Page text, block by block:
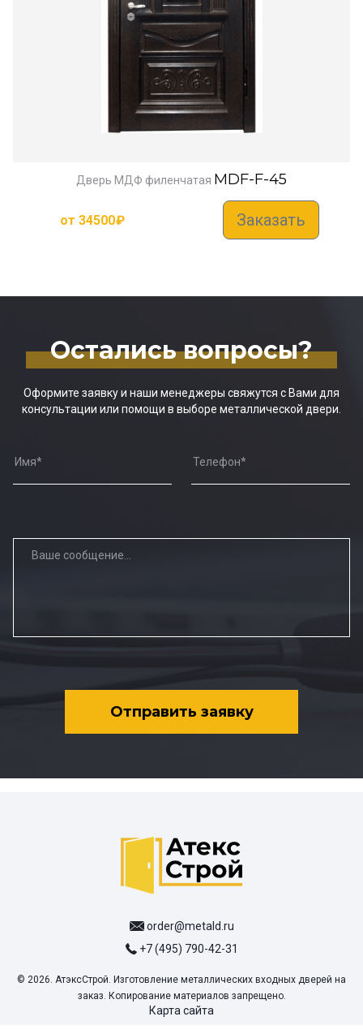
Дверь МДФ филенчатая MDF-F-45
от 34500₽ Заказать
Остались вопросы?
Оформите заявку и наши менеджеры свяжутся с Вами для
консультации или помощи в выборе металлической двери.
Отправить заявку
order@metald.ru
+7 (495) 790-42-31
© 2026. АтэксСтрой. Изготовление металлических входных дверей на
заказ. Копирование материалов запрещено.
Карта сайта